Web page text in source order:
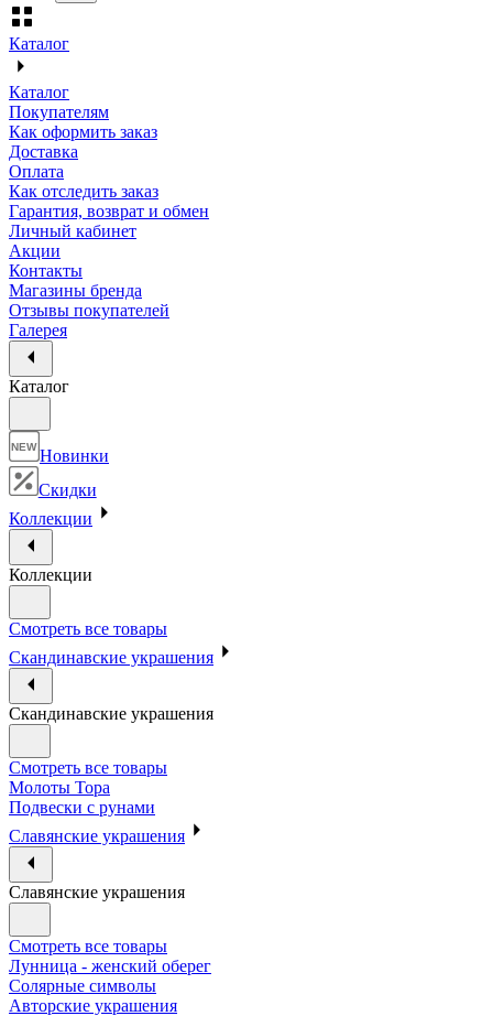
Каталог
Каталог
Покупателям
Как оформить заказ
Доставка
Оплата
Как отследить заказ
Гарантия, возврат и обмен
Личный кабинет
Акции
Контакты
Магазины бренда
Отзывы покупателей
Галерея
Каталог
NEW Новинки
Скидки
Коллекции
Коллекции
Смотреть все товары
Скандинавские украшения
Скандинавские украшения
Смотреть все товары
Молоты Тора
Подвески с рунами
Славянские украшения
Славянские украшения
Смотреть все товары
Лунница - женский оберег
Солярные символы
Авторские украшения